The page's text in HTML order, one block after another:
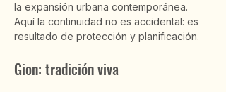
la expansión urbana contemporánea.
Aquí la continuidad no es accidental: es
resultado de protección y planificación.
Gion: tradición viva